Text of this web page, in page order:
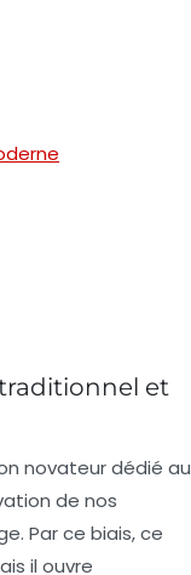
et
novateur dédié au
de nos
Par ce biais, ce
il ouvre